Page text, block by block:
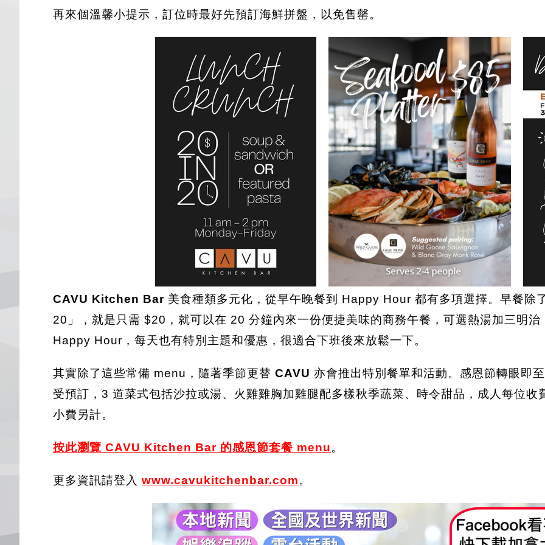
再來個溫馨小提示，訂位時最好先預訂海鮮拼盤，以免售罄。
CAVU Kitchen Bar 美食種類多元化，從早午晚餐到 Happy Hour 都有多項選擇。早餐
20」，就是只需 $20，就可以在 20 分鐘內來一份便捷美味的商務午餐，可選熱湯加三明
Happy Hour，每天也有特別主題和優惠，很適合下班後來放鬆一下。
其實除了這些常備 menu，隨著季節更替 CAVU 亦會推出特別餐單和活動。感恩節轉眼即
受預訂，3 道菜式包括沙拉或湯、火雞雞胸加雞腿配多樣秋季蔬菜、時令甜品，成人每位
小費另計。
按此瀏覽 CAVU Kitchen Bar 的感恩節套餐 menu。
更多資訊請登入 www.cavukitchenbar.com。